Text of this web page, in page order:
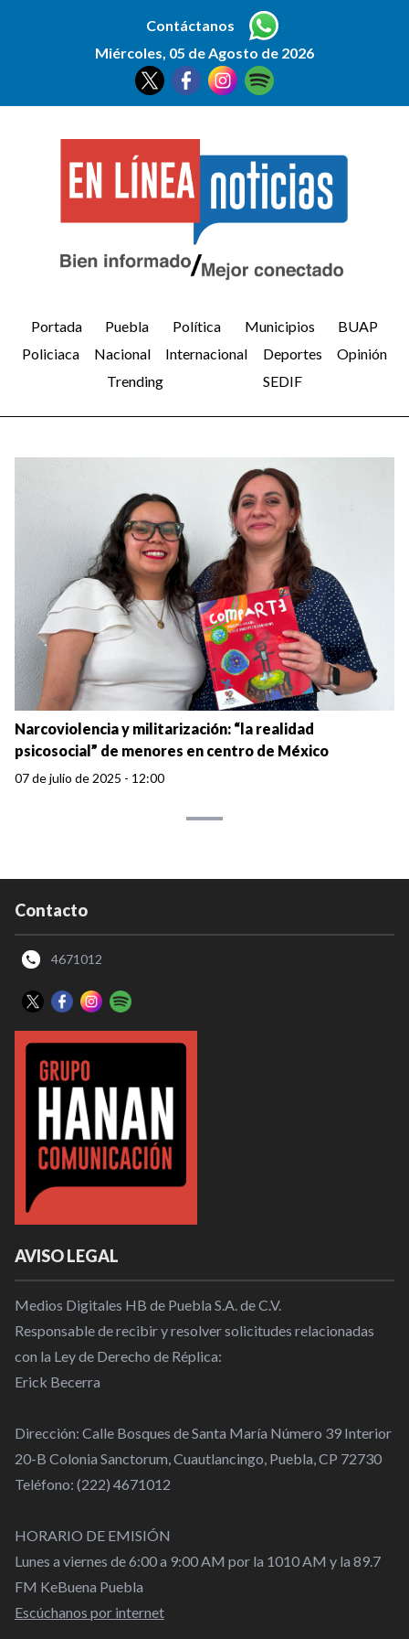
Contáctanos
Miércoles, 05 de Agosto de 2026
Portada Puebla Política Municipios
BUAP
Policiaca
Nacional Internacional Deportes
Opinión
Trending
SEDIF
Narcoviolencia y militarización: “la realidad
psicosocial” de menores en centro de México
07 de julio de 2025 - 12:00
Contacto
4671012
AVISO LEGAL
Medios Digitales HB de Puebla S.A. de C.V.
Responsable de recibir y resolver solicitudes relacionadas
con la Ley de Derecho de Réplica:
Erick Becerra
Dirección: Calle Bosques de Santa María Número 39 Interior
20-B Colonia Sanctorum, Cuautlancingo, Puebla, CP 72730
Teléfono: (222) 4671012
HORARIO DE EMISIÓN
Lunes a viernes de 6:00 a 9:00 AM por la 1010 AM y la 89.7
FM KeBuena Puebla
Escúchanos por internet